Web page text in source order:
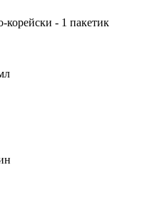
корейски - 1 пакетик